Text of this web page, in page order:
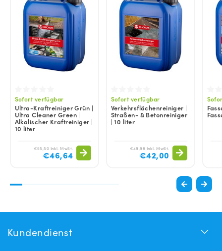
Sofort verfügbar
Ultra-Kraftreiniger Grün |
Ultra Cleaner Green |
Alkalischer Kraftreiniger |
10 liter
€55,50 Inkl. MwSt.
€46,64
Sofort verfügbar
Verkehrsflächenreiniger |
Straßen- & Betonreiniger
| 10 liter
€49,98 Inkl. MwSt.
€42,00
Kundendienst